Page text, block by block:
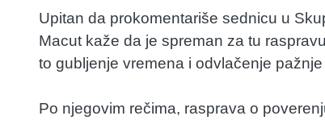
Upitan da prokomentariše sednicu u
Macut kaže da je spreman za tu
to gubljenje vremena i odvlačenje
Po njegovim rečima, rasprava o